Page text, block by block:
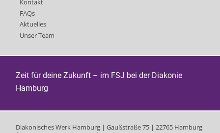
Kontakt
FAQs
Aktuelles
Unser Team
Zeit für deine Zukunft – im FSJ bei der Diakonie
Hamburg
Diakonisches Werk Hamburg | Gaußstraße 75 | 22765 Hamburg